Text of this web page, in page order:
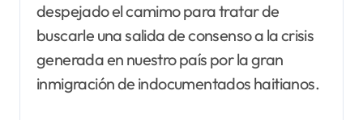
despejado el camimo para tratar de
buscarle una salida de consenso a la crisis
generada en nuestro país por la gran
inmigración de indocumentados haitianos.